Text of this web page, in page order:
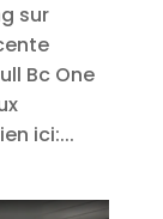
sur
Bc One
ici:...